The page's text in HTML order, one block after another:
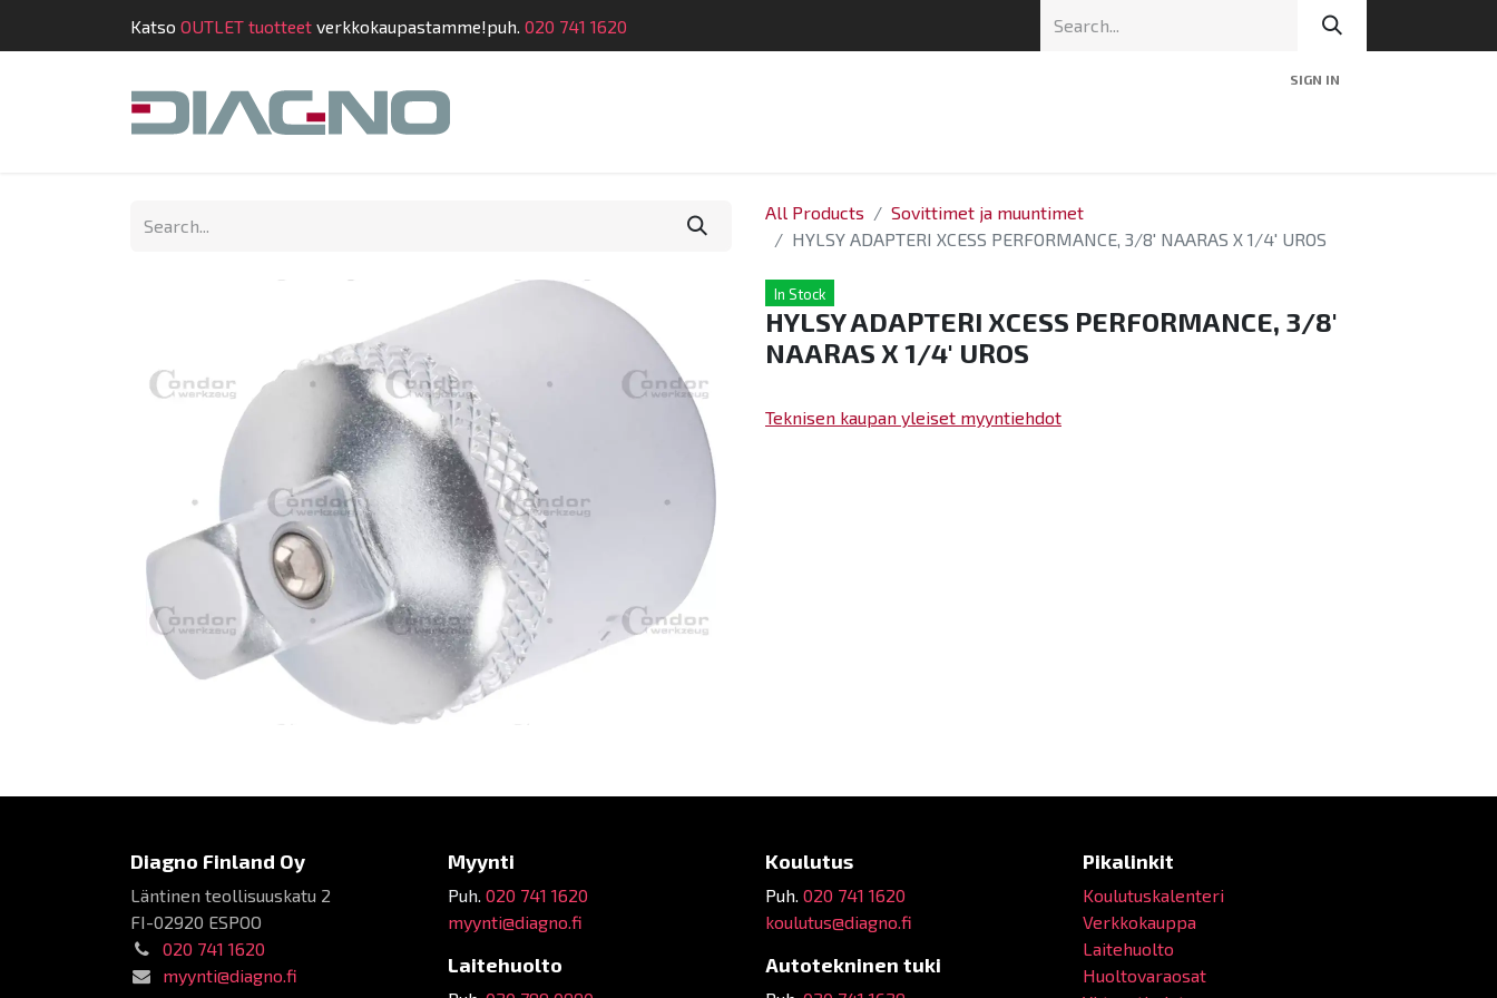
Katso OUTLET tuotteet verkkokaupastamme!puh. 020 741 1620
SIGN IN
Shop
All Products
Sovittimet ja muuntimet
HYLSY ADAPTERI XCESS PERFORMANCE, 3/8' NAARAS X 1/4' UROS
In Stock
HYLSY ADAPTERI XCESS PERFORMANCE, 3/8'
NAARAS X 1/4' UROS
Teknisen kaupan yleiset myyntiehdot
Diagno Finland Oy
Läntinen teollisuuskatu 2
FI-02920 ESPOO
020 741 1620
myynti@diagno.fi
Myynti
Puh. 020 741 1620
myynti@diagno.fi
Laitehuolto
Koulutus
Puh. 020 741 1620
koulutus@diagno.fi
Autotekninen tuki
Pikalinkit
Koulutuskalenteri
Verkkokauppa
Laitehuolto
Huoltovaraosat